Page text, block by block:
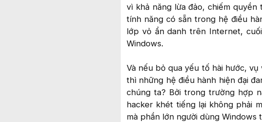
vì khả năng lừa đảo, chiếm
tính năng có sẵn trong hệ điều
lớp vỏ ẩn danh trên Internet,
Windows.
Và nếu bỏ qua yếu tố hài hước,
thì những hệ điều hành hiện đại
chúng ta? Bởi trong trường hợp
hacker khét tiếng lại không phải
mà phần lớn người dùng Windows